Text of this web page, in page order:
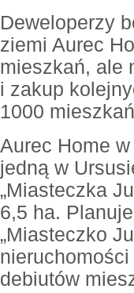
Deweloperzy
ziemi Aurec
mieszkań, ale
i zakup
1000
Aurec Home w
jedną w
„Miasteczka
6,5 ha.
„Miasteczko
debiutów